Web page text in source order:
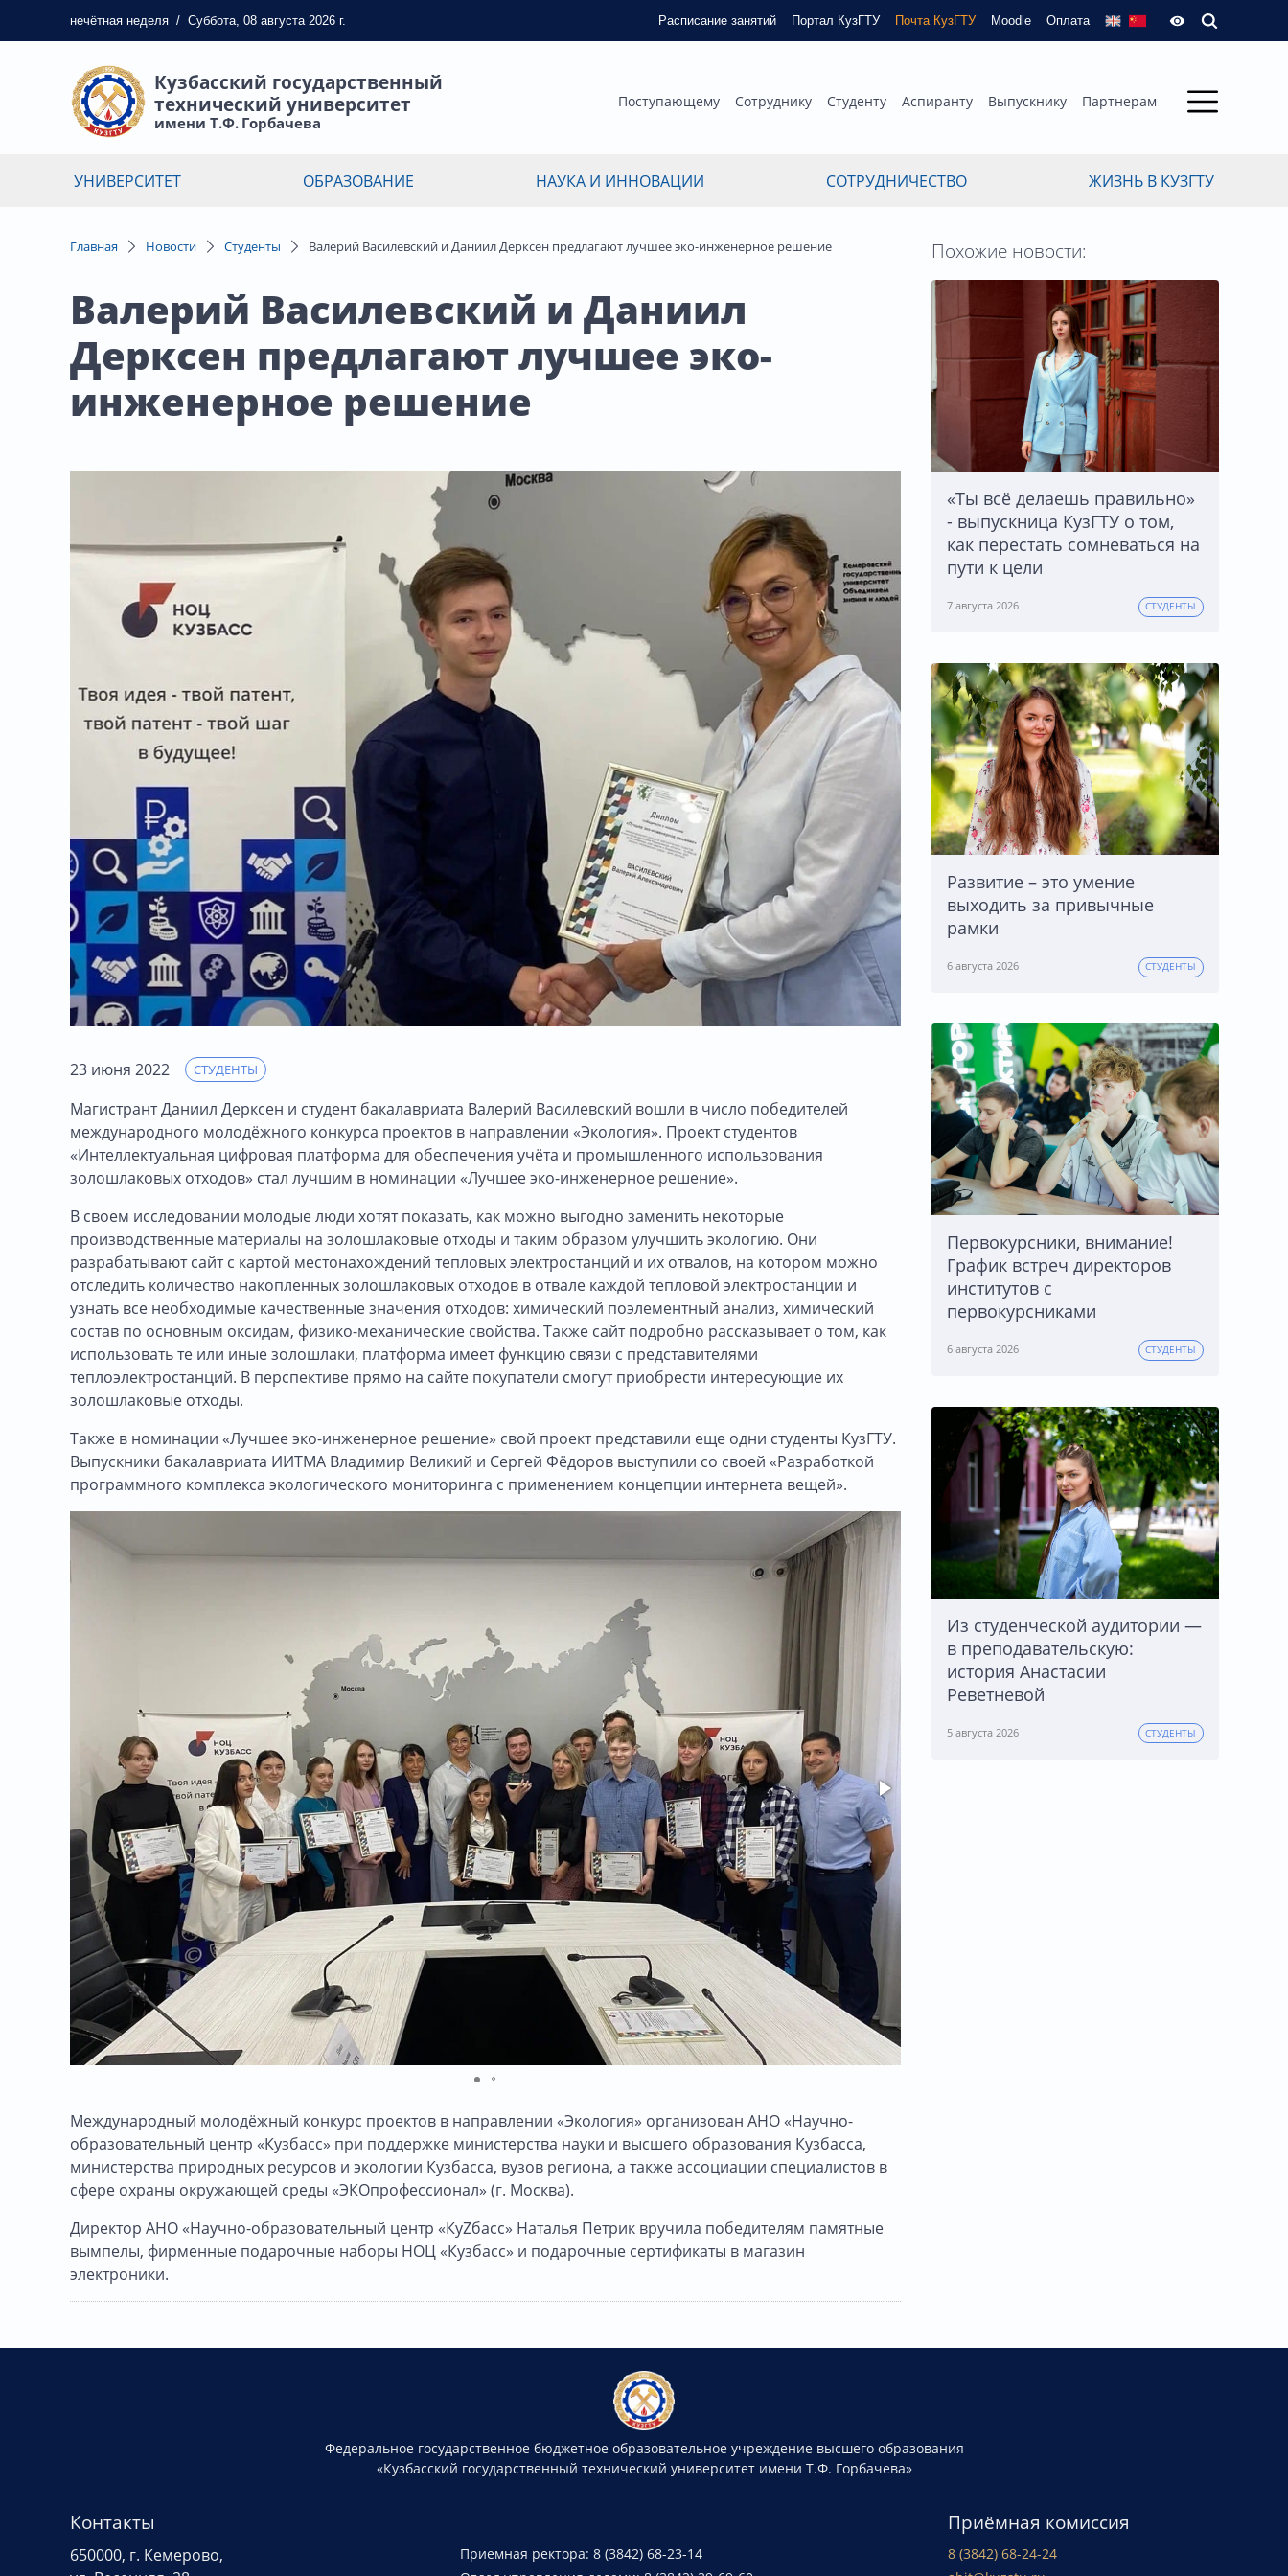
нечётная неделя / Суббота, 08 августа 2026 г. Расписание занятий Портал КузГТУ Почта КузГТУ Moodle Оплата
Кузбасский государственный
технический университет
имени Т.Ф. Горбачева
Поступающему Сотруднику Студенту Аспиранту Выпускнику Партнерам
УНИВЕРСИТЕТ ОБРАЗОВАНИЕ НАУКА И ИННОВАЦИИ СОТРУДНИЧЕСТВО ЖИЗНЬ В КУЗГТУ
Главная Новости Студенты Валерий Василевский и Даниил Дерксен предлагают лучшее эко-инженерное решение
Валерий Василевский и Даниил
Дерксен предлагают лучшее эко-
инженерное решение
23 июня 2022 СТУДЕНТЫ
Магистрант Даниил Дерксен и студент бакалавриата Валерий Василевский вошли в число победителей
международного молодёжного конкурса проектов в направлении «Экология». Проект студентов
«Интеллектуальная цифровая платформа для обеспечения учёта и промышленного использования
золошлаковых отходов» стал лучшим в номинации «Лучшее эко-инженерное решение».
В своем исследовании молодые люди хотят показать, как можно выгодно заменить некоторые
производственные материалы на золошлаковые отходы и таким образом улучшить экологию. Они
разрабатывают сайт с картой местонахождений тепловых электростанций и их отвалов, на котором можно
отследить количество накопленных золошлаковых отходов в отвале каждой тепловой электростанции и
узнать все необходимые качественные значения отходов: химический поэлементный анализ, химический
состав по основным оксидам, физико-механические свойства. Также сайт подробно рассказывает о том, как
использовать те или иные золошлаки, платформа имеет функцию связи с представителями
теплоэлектростанций. В перспективе прямо на сайте покупатели смогут приобрести интересующие их
золошлаковые отходы.
Также в номинации «Лучшее эко-инженерное решение» свой проект представили еще одни студенты КузГТУ.
Выпускники бакалавриата ИИТМА Владимир Великий и Сергей Фёдоров выступили со своей «Разработкой
программного комплекса экологического мониторинга с применением концепции интернета вещей».
Международный молодёжный конкурс проектов в направлении «Экология» организован АНО «Научно-
образовательный центр «Кузбасс» при поддержке министерства науки и высшего образования Кузбасса,
министерства природных ресурсов и экологии Кузбасса, вузов региона, а также ассоциации специалистов в
сфере охраны окружающей среды «ЭКОпрофессионал» (г. Москва).
Директор АНО «Научно-образовательный центр «КуZбасс» Наталья Петрик вручила победителям памятные
вымпелы, фирменные подарочные наборы НОЦ «Кузбасс» и подарочные сертификаты в магазин
электроники.
Похожие новости:
«Ты всё делаешь правильно»
- выпускница КузГТУ о том,
как перестать сомневаться на
пути к цели
7 августа 2026 СТУДЕНТЫ
Развитие – это умение
выходить за привычные
рамки
6 августа 2026 СТУДЕНТЫ
Первокурсники, внимание!
График встреч директоров
институтов с
первокурсниками
6 августа 2026 СТУДЕНТЫ
Из студенческой аудитории —
в преподавательскую:
история Анастасии
Реветневой
5 августа 2026 СТУДЕНТЫ
Федеральное государственное бюджетное образовательное учреждение высшего образования
«Кузбасский государственный технический университет имени Т.Ф. Горбачева»
Контакты
650000, г. Кемерово,
Приемная ректора: 8 (3842) 68-23-14
Приёмная комиссия
8 (3842) 68-24-24